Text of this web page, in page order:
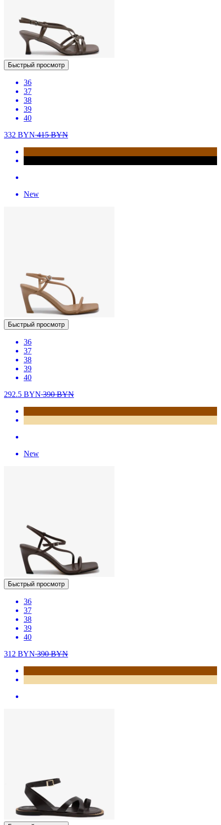
Быстрый просмотр
36
37
38
39
40
332 BYN415BYN
New
Быстрый просмотр
36
37
38
39
40
292.5 BYN390BYN
New
Быстрый просмотр
36
37
38
39
40
312 BYN390BYN